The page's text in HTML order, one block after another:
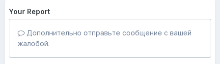
Your Report
Дополнительно отправьте сообщение с вашей
жалобой.